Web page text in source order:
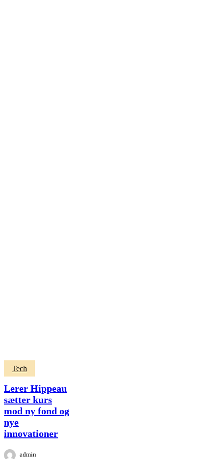
Lerer
Hippeau
sætter
kurs
mod
ny
fond
og
nye
innovationer
Tech
Lerer Hippeau
sætter kurs
mod ny fond og
nye
innovationer
admin